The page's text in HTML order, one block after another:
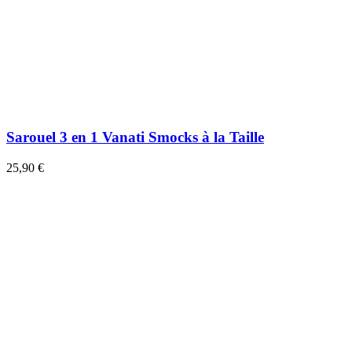
Sarouel 3 en 1 Vanati Smocks à la Taille
25,90 €